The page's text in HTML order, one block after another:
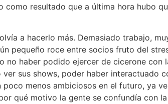
resultado que a última hora hubo
a hacerlo más. Demasiado trabajo,
pequeño roce entre socios fruto del
no haber podido ejercer de cicerone
sus shows, poder haber interactuado
menos ambiciosos en el futuro, ya
qué motivo la gente se confundía con